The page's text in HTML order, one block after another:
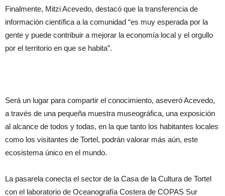
Finalmente, Mitzi Acevedo, destacó que la transferencia de
información científica a la comunidad “es muy esperada por la
gente y puede contribuir a mejorar la economía local y el orgullo
por el territorio en que se habita”.
Será un lugar para compartir el conocimiento, aseveró Acevedo,
a través de una pequeña muestra museográfica, una exposición
al alcance de todos y todas, en la que tanto los habitantes locales
como los visitantes de Tortel, podrán valorar más aún, este
ecosistema único en el mundo.
La pasarela conecta el sector de la Casa de la Cultura de Tortel
con el laboratorio de Oceanografía Costera de COPAS Sur